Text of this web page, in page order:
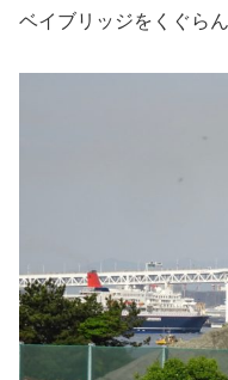
ベイブリッジをくぐら